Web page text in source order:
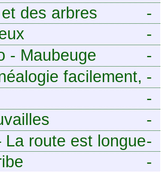
-
des arbres
-
-
- Maubeuge
-
facilement,
Généalordi
-
-
-
La route est longue
libre…
-